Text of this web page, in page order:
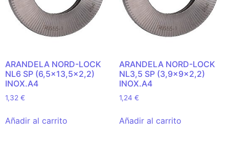
ARANDELA NORD-LOCK
NL6 SP (6,5×13,5×2,2)
INOX.A4
1,32 €
Añadir al carrito
ARANDELA NORD-LOCK
NL3,5 SP (3,9x9x2,2)
INOX.A4
1,24 €
Añadir al carrito